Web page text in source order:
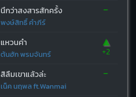
นึกว่าสงสารสักครั้ง
พงษ์สิทธิ์ คำภีร์
-
แหวนคำ
ต้นฮัก พรมจันทร์
▲
+2
สิลืมเขาแล้วล่ะ
เน็ค นฤพล ft.Wanmai
-